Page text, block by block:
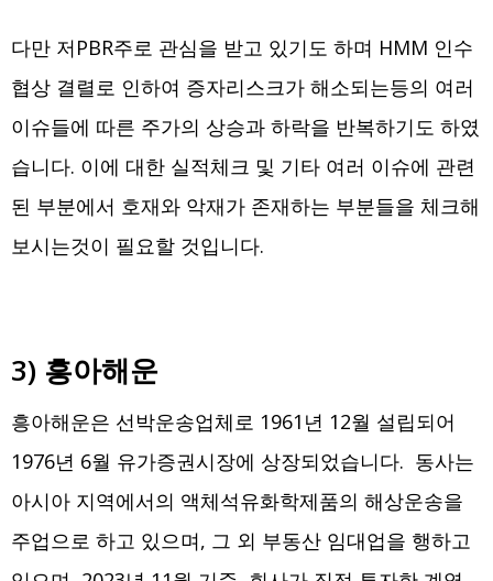
다만 저PBR주로 관심을 받고 있기도 하며 HMM 인수
협상 결렬로 인하여 증자리스크가 해소되는등의 여러
이슈들에 따른 주가의 상승과 하락을 반복하기도 하였
습니다. 이에 대한 실적체크 및 기타 여러 이슈에 관련
된 부분에서 호재와 악재가 존재하는 부분들을 체크해
보시는것이 필요할 것입니다.
3) 흥아해운
흥아해운은 선박운송업체로 1961년 12월 설립되어
1976년 6월 유가증권시장에 상장되었습니다. 동사는
아시아 지역에서의 액체석유화학제품의 해상운송을
주업으로 하고 있으며, 그 외 부동산 임대업을 행하고